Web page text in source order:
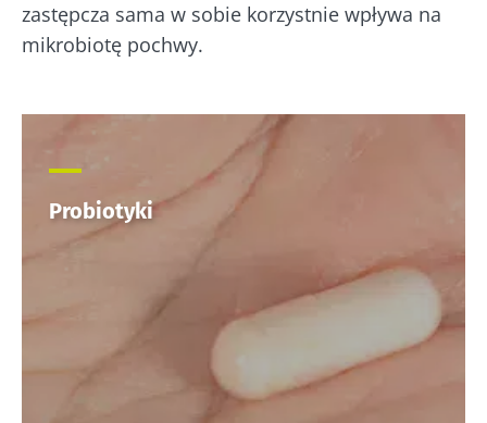
zastępcza sama w sobie korzystnie wpływa na
mikrobiotę pochwy.
Probiotyki